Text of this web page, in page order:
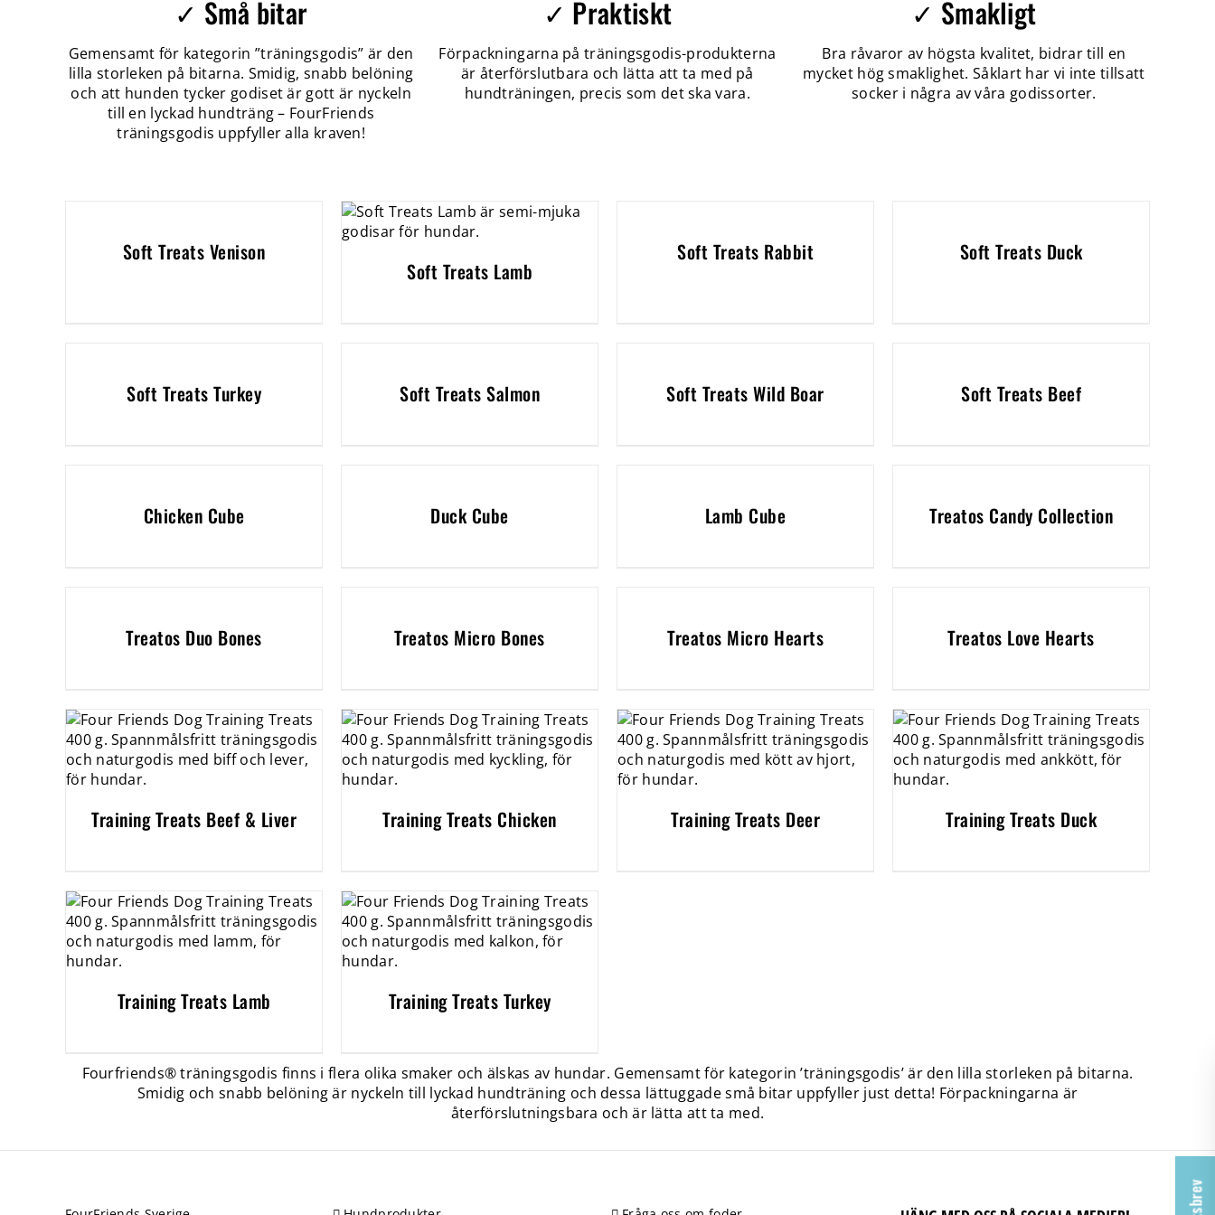
✓ Små bitar
Gemensamt för kategorin ”träningsgodis” är den
lilla storleken på bitarna. Smidig, snabb belöning
och att hunden tycker godiset är gott är nyckeln
till en lyckad hundträng – FourFriends
träningsgodis uppfyller alla kraven!
✓ Praktiskt
Förpackningarna på träningsgodis-produkterna
är återförslutbara och lätta att ta med på
hundträningen, precis som det ska vara.
✓ Smakligt
Bra råvaror av högsta kvalitet, bidrar till en
mycket hög smaklighet. Såklart har vi inte tillsatt
socker i några av våra godissorter.
Soft Treats Venison
Soft Treats Lamb
Soft Treats Rabbit Soft Treats Duck
Soft Treats Turkey Soft Treats Salmon Soft Treats Wild Boar Soft Treats Beef
Chicken Cube Duck Cube Lamb Cube Treatos Candy Collection
Treatos Duo Bones Treatos Micro Bones Treatos Micro Hearts Treatos Love Hearts
Training Treats Beef & Liver Training Treats Chicken Training Treats Deer Training Treats Duck
Training Treats Lamb Training Treats Turkey
Fourfriends® träningsgodis finns i flera olika smaker och älskas av hundar. Gemensamt för kategorin ’träningsgodis’ är den lilla storleken på bitarna.
Smidig och snabb belöning är nyckeln till lyckad hundträning och dessa lättuggade små bitar uppfyller just detta! Förpackningarna är
återförslutningsbara och är lätta att ta med.